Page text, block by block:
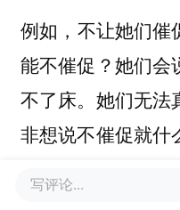
例如，不让她们
能不催促？她们会
不了床。她们无法
非想说不催促就什
戏化的方式叫孩
的真正的需求所
写评论...